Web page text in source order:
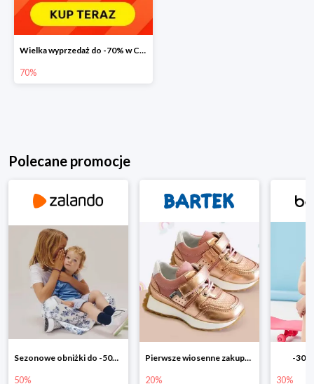
Wielka wyprzedaż do -70% w Carrefour
70%
Polecane promocje
Pierwsze wiosenne zakupy -20%
20%
-30% na wszystko!!
30%
-40%
40%